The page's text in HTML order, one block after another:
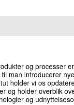
af nye teknologier
og processer
man introducerer
holder vi os
og holder overblik
og